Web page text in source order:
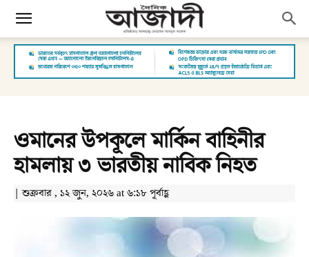
ওমানের উপকূলে মার্কিন বাহিনীর
হামলায় ৩ ভারতীয় নাবিক নিহত
| শুক্রবার , ১২ জুন, ২০২৬ at ৬:১৮ পূর্বাহ্ণ